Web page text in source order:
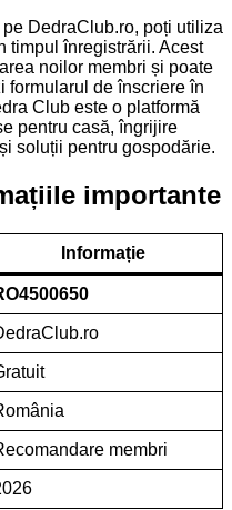
DedraClub.ro, poți utiliza
timpul înregistrării. Acest
noilor membri și poate
formularul de înscriere în
Club este o platformă
pentru casă, îngrijire
soluții pentru gospodărie.
importante
Informație
membri